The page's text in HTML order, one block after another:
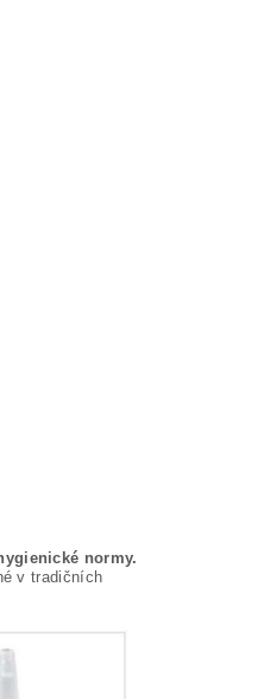
normy.
v tradičních